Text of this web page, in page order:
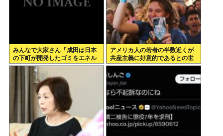
みんなで大家さん「成田は日本
の下町が開発したゴミをエネル
ギーに変える技術と核融合発電
を使うのでエコで高い資産価値
があり利益が出る
アメリカ人の若者の半数近くが
共産主義に好意的であるとの世
論調査が出てしまう